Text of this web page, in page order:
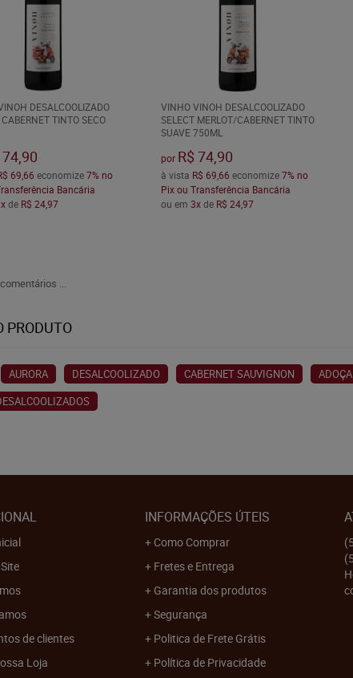
DESALCOOLIZADO
TINTO SECO
74,90
69,66 economize7% no
Bancária
de R$ 24,97
VINHO VINOH DESALCOOLIZADO
SELECT MERLOT/CABERNET TINTO
SUAVE 750ML
por R$ 74,90
à vista R$ 69,66 economize7% no
Pix ou Transferência Bancária
ou em 3xde R$ 24,97
...
PRODUTO
AURORA DESALCOOLIZADO CABERNET SAUVIGNON
de clientes
Loja
INFORMAÇÕES ÚTEIS
Como Comprar
Fretes e Entrega
Garantia dos produtos
Segurança
Politica de Frete Grátis
Política de Privacidade